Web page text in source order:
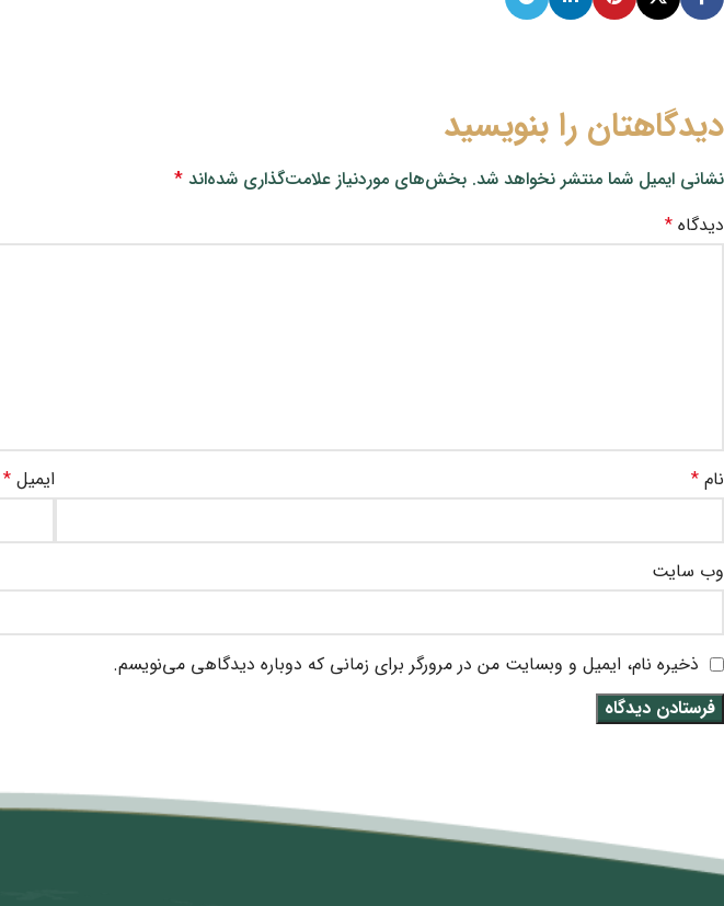
دیدگاهتان را بنویسید
نشانی ایمیل شما منتشر نخواهد شد. بخش‌های موردنیاز علامت‌گذاری شده‌اند *
دیدگاه *
نام * ایمیل *
وب‌ سایت
ذخیره نام، ایمیل و وبسایت من در مرورگر برای زمانی که دوباره دیدگاهی می‌نویسم.
متن سربرگ خود را وارد کنید